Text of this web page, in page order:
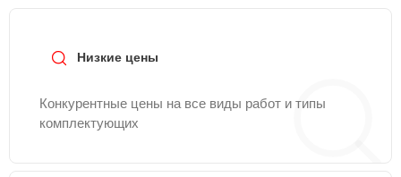
Низкие цены
Конкурентные цены на все виды работ и типы
комплектующих